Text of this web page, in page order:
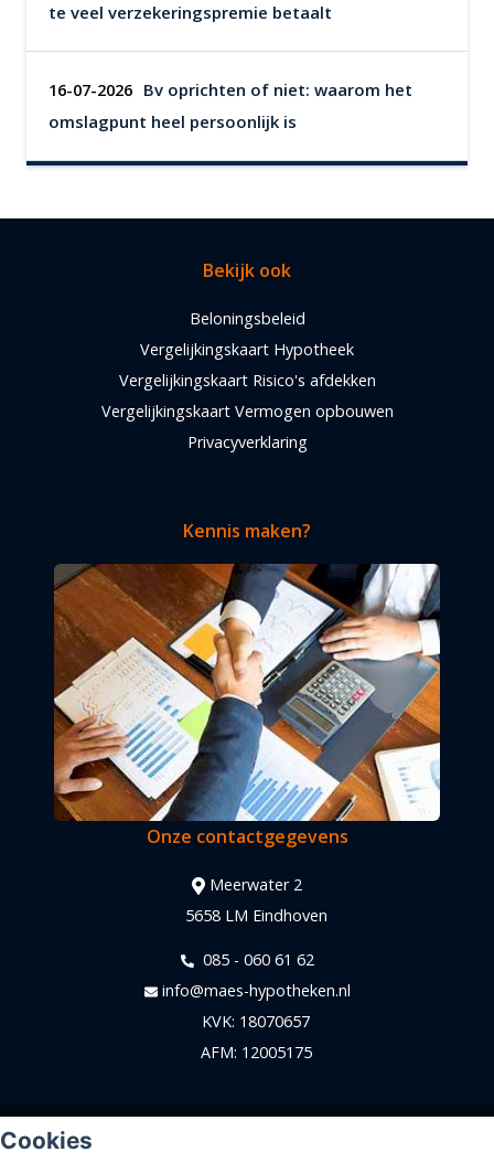
Cookies
te veel verzekeringspremie betaalt
16-07-2026 Bv oprichten of niet: waarom het
omslagpunt heel persoonlijk is
Bekijk ook
Beloningsbeleid
Vergelijkingskaart Hypotheek
Vergelijkingskaart Risico's afdekken
Vergelijkingskaart Vermogen opbouwen
Privacyverklaring
Kennis maken?
Onze contactgegevens
Meerwater 2
5658 LM Eindhoven
085 - 060 61 62
info@maes-hypotheken.nl
KVK: 18070657
AFM: 12005175
Sitemap